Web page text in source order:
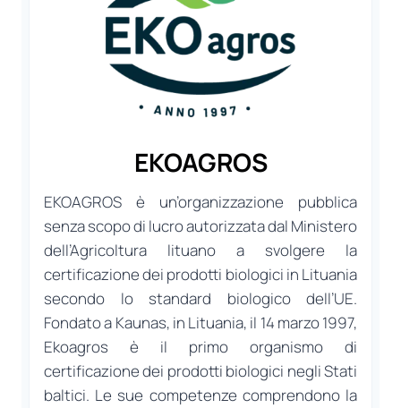
EKOAGROS
EKOAGROS è un’organizzazione pubblica
senza scopo di lucro autorizzata dal Ministero
dell’Agricoltura lituano a svolgere la
certificazione dei prodotti biologici in Lituania
secondo lo standard biologico dell’UE.
Fondato a Kaunas, in Lituania, il 14 marzo 1997,
Ekoagros è il primo organismo di
certificazione dei prodotti biologici negli Stati
baltici. Le sue competenze comprendono la